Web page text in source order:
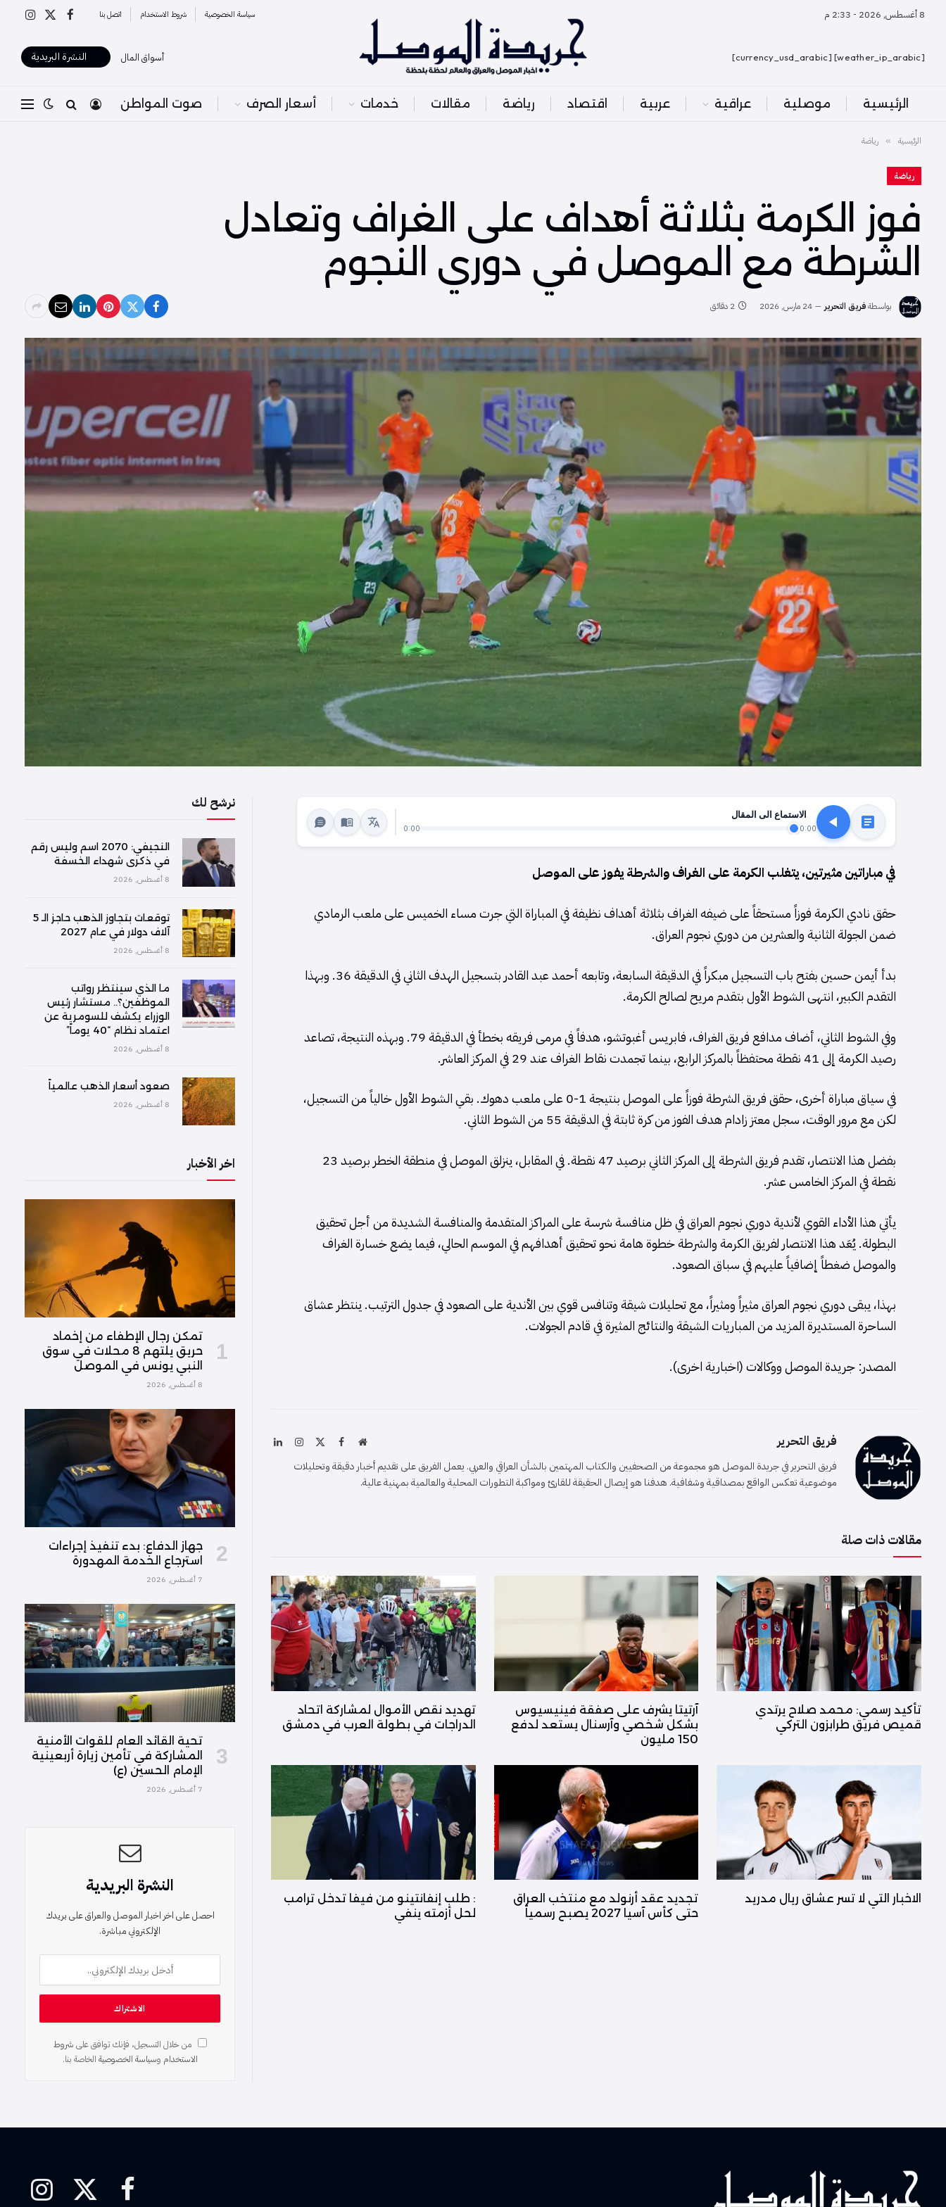
8 أغسطس, 2026 - 2:33 م سياسة الخصوصية شروط الاستخدام اتصل بنا فيسبوك
X
[weather_ip_arabic] [currency_usd_arabic] أسواق المال النشرة البريدية
الرئيسية موصلية عراقية عربية اقتصاد رياضة مقالات خدمات أسعار الصرف صوت المواطن
الرئيسية » رياضة
رياضة
فوز الكرمة بثلاثة أهداف على الغراف وتعادل
الشرطة مع الموصل في دوري النجوم
بواسطةفريق التحرير 24 مارس, 2026 2 دقائق
الاستماع الى المقال
0:00
0:00
في مباراتين مثيرتين، يتغلب الكرمة على الغراف والشرطة يفوز على الموصل
حقق نادي الكرمة فوزاً مستحقاً على ضيفه الغراف بثلاثة أهداف نظيفة في المباراة التي جرت مساء الخميس على ملعب الرمادي
ضمن الجولة الثانية والعشرين من دوري نجوم العراق.
بدأ أيمن حسين بفتح باب التسجيل مبكراً في الدقيقة السابعة، وتابعه أحمد عبد القادر بتسجيل الهدف الثاني في الدقيقة 36. وبهذا
التقدم الكبير، انتهى الشوط الأول بتقدم مريح لصالح الكرمة.
وفي الشوط الثاني، أضاف مدافع فريق الغراف، فابريس أغبوتشو، هدفاً في مرمى فريقه بخطأ في الدقيقة 79. وبهذه النتيجة، تصاعد
رصيد الكرمة إلى 41 نقطة محتفظاً بالمركز الرابع، بينما تجمدت نقاط الغراف عند 29 في المركز العاشر.
في سياق مباراة أخرى، حقق فريق الشرطة فوزاً على الموصل بنتيجة 1-0 على ملعب دهوك. بقي الشوط الأول خالياً من التسجيل،
لكن مع مرور الوقت، سجل معتز زادام هدف الفوز من كرة ثابتة في الدقيقة 55 من الشوط الثاني.
بفضل هذا الانتصار، تقدم فريق الشرطة إلى المركز الثاني برصيد 47 نقطة. في المقابل، ينزلق الموصل في منطقة الخطر برصيد 23
نقطة في المركز الخامس عشر.
يأتي هذا الأداء القوي لأندية دوري نجوم العراق في ظل منافسة شرسة على المراكز المتقدمة والمنافسة الشديدة من أجل تحقيق
البطولة. يُعَد هذا الانتصار لفريق الكرمة والشرطة خطوة هامة نحو تحقيق أهدافهم في الموسم الحالي، فيما يضع خسارة الغراف
والموصل ضغطاً إضافياً عليهم في سباق الصعود.
بهذا، يبقى دوري نجوم العراق مثيراً ومثيراً، مع تحليلات شيقة وتنافس قوي بين الأندية على الصعود في جدول الترتيب. ينتظر عشاق
الساحرة المستديرة المزيد من المباريات الشيقة والنتائج المثيرة في قادم الجولات.
المصدر: جريدة الموصل ووكالات (اخبارية اخرى).
فريق التحرير
موقعفيسبوك الانستغرام
لينكدإن
فريق التحرير في جريدة الموصل هو مجموعة من الصحفيين والكتاب المهتمين بالشأن العراقي والعربي. يعمل الفريق على تقديم أخبار دقيقة وتحليلات
موضوعية تعكس الواقع بمصداقية وشفافية. هدفنا هو إيصال الحقيقة للقارئ ومواكبة التطورات المحلية والعالمية بمهنية عالية.
مقالات ذات صلة
تأكيد رسمي: محمد صلاح يرتدي
قميص فريق طرابزون التركي
آرتيتا يشرف على صفقة فينيسيوس
بشكل شخصي وآرسنال يستعد لدفع
150 مليون
تهديد نقص الأموال لمشاركة اتحاد
الدراجات في بطولة العرب في دمشق
الاخبار التي لا تسر عشاق ريال مدريد
تجديد عقد أرنولد مع منتخب العراق
حتى كأس آسيا 2027 يصبح رسمياً
: طلب إنفانتينو من فيفا تدخل ترامب
لحل أزمته ينفي
نرشح لك
النجيفي: 2070 اسم وليس رقم
في ذكرى شهداء الخسفة
8 أغسطس, 2026
توقعات بتجاوز الذهب حاجز الـ 5
آلاف دولار في عام 2027
8 أغسطس, 2026
ما الذي سينتظر رواتب
الموظفين؟.. مستشار رئيس
الوزراء يكشف للسومرية عن
اعتماد نظام “40 يوماً”
8 أغسطس, 2026
صعود أسعار الذهب عالمياً
8 أغسطس, 2026
اخر الأخبار
تمكن رجال الإطفاء من إخماد
حريق يلتهم 8 محلات في سوق
النبي يونس في الموصل
8 أغسطس, 2026
جهاز الدفاع: بدء تنفيذ إجراءات
استرجاع الخدمة المهدورة
7 أغسطس, 2026
تحية القائد العام للقوات الأمنية
المشاركة في تأمين زيارة أربعينية
الإمام الحسين (ع)
7 أغسطس, 2026
النشرة البريدية
احصل على اخر اخبار الموصل والعراق على بريدك
الإلكتروني مباشرة.
من خلال التسجيل، فإنك توافق على شروط
الاستخدام وسياسة الخصوصية الخاصة بنا.
فيسبوك
X
الانستغرام